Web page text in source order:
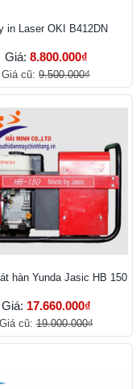
in Laser OKI B412DN
Giá: 8.800.000₫
Giá cũ: 9.500.000₫
hàn Yunda Jasic HB 150
Giá: 17.660.000₫
Giá cũ:19.000.000₫